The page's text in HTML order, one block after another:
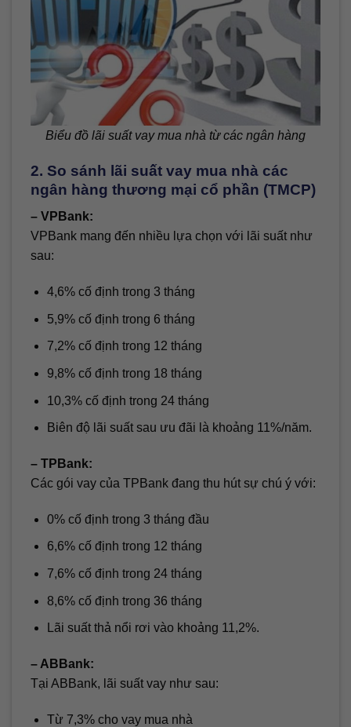
Biểu đồ lãi suất vay mua nhà từ các ngân hàng
2. So sánh lãi suất vay mua nhà các
ngân hàng thương mại cổ phần (TMCP)
– VPBank:
VPBank mang đến nhiều lựa chọn với lãi suất như
sau:
4,6% cố định trong 3 tháng
5,9% cố định trong 6 tháng
7,2% cố định trong 12 tháng
9,8% cố định trong 18 tháng
10,3% cố định trong 24 tháng
Biên độ lãi suất sau ưu đãi là khoảng 11%/năm.
– TPBank:
Các gói vay của TPBank đang thu hút sự chú ý với:
0% cố định trong 3 tháng đầu
6,6% cố định trong 12 tháng
7,6% cố định trong 24 tháng
8,6% cố định trong 36 tháng
Lãi suất thả nổi rơi vào khoảng 11,2%.
– ABBank:
Tại ABBank, lãi suất vay như sau:
Từ 7,3% cho vay mua nhà